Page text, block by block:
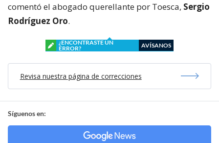
comentó el abogado querellante por Toesca, Sergio
Rodríguez Oro.
¿ENCONTRASTE UN
ERROR?
AVÍSANOS
Revisa nuestra página de correcciones
Síguenos en: